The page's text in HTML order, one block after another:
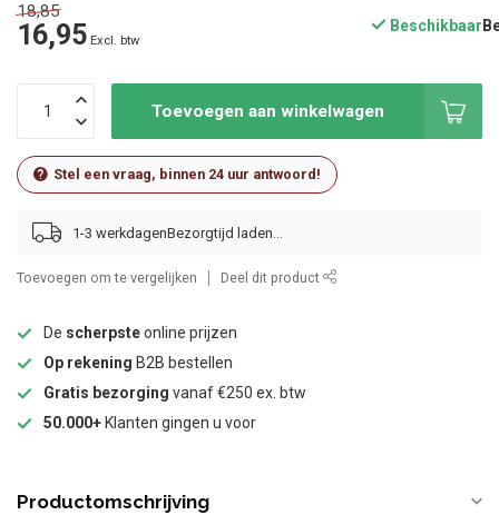
18,85
16,95 Excl. btw
Beschikbaar
Toevoegen aan winkelwagen
Stel een vraag, binnen 24 uur antwoord!
1-3 werkdagen
Toevoegen om te vergelijken Deel dit product
De scherpsteonline prijzen
Op rekening B2B bestellen
Gratis bezorging vanaf €250 ex. btw
50.000+ Klanten gingen u voor
Productomschrijving